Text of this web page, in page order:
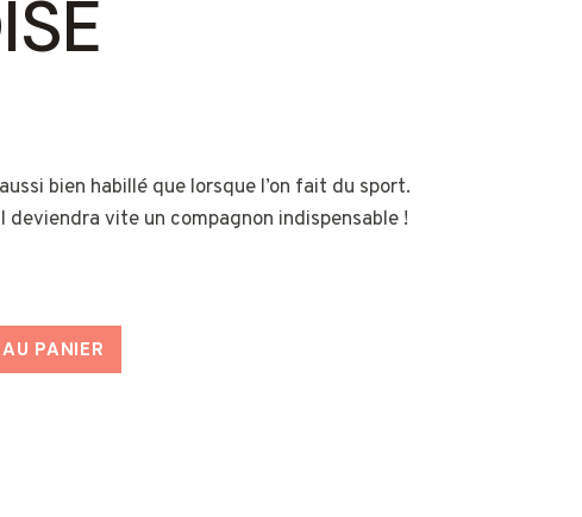
bien habillé que lorsque l’on fait du sport.
deviendra vite un compagnon indispensable !
PANIER